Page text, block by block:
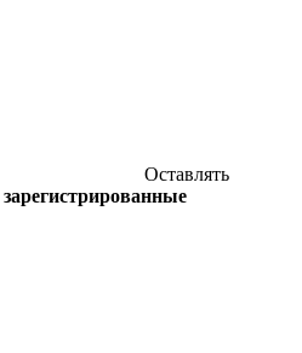
Оставлять
зарегистрированные